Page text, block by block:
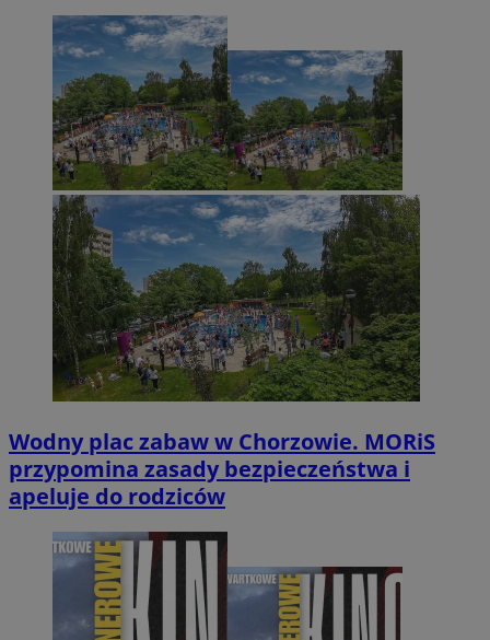
Wodny plac zabaw w Chorzowie. MORiS
przypomina zasady bezpieczeństwa i
apeluje do rodziców